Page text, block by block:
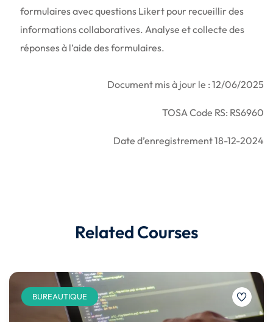
formulaires avec questions Likert pour recueillir des
informations collaboratives. Analyse et collecte des
réponses à l’aide des formulaires.
Document mis à jour le : 12/06/2025
TOSA Code RS: RS6960
Date d’enregistrement 18-12-2024
Related Courses
BUREAUTIQUE